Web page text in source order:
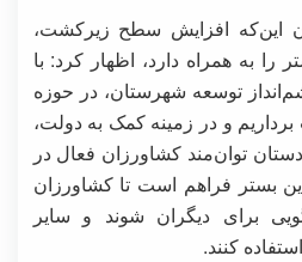
این‌که افزایش سطح زیرکشت،
به همراه دارد، اظهار کرد: با
توسعه شهرستان، در حوزه
و در زمینه کمک به دولت،
توان‌مند کشاورزان فعال در
بستر فراهم است تا کشاورزان
برای دیگران شوند و سایر
کنند.